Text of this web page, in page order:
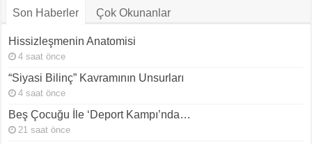
Son Haberler Çok Okunanlar
Hissizleşmenin Anatomisi
4 saat önce
“Siyasi Bilinç” Kavramının Unsurları
4 saat önce
Beş Çocuğu İle ‘Deport Kampı’nda…
21 saat önce